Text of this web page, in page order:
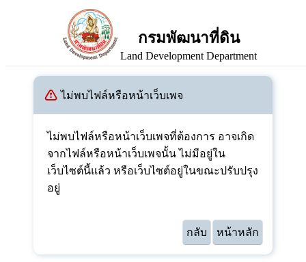
กรมพัฒนาที่ดิน
Land Development Department
ไม่พบไฟล์หรือหน้าเว็บเพจ
ไม่พบไฟล์หรือหน้าเว็บเพจที่ต้องการ อาจเกิด
จากไฟล์หรือหน้าเว็บเพจนั้น ไม่มีอยู่ใน
เว็บไซต์นี้แล้ว หรือเว็บไซต์อยู่ในขณะปรับปรุง
อยู่
กลับ หน้าหลัก